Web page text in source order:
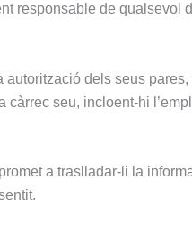
responsable de qualsevol
dels seus
seu, incloent-hi
a traslladar-li la